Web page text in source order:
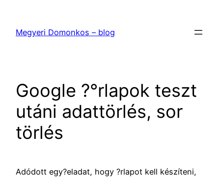
tartalomhoz
Megyeri Domonkos – blog
Google ?°rlapok teszt
utáni adattörlés, sor
törlés
Adódott egy?eladat, hogy ?rlapot kell készíteni,